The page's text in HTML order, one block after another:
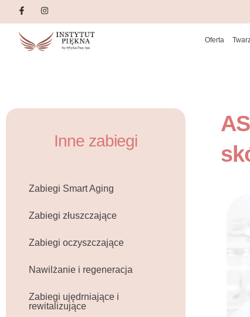
Oferta
Inne zabiegi
Zabiegi Smart Aging
Zabiegi złuszczające
Zabiegi oczyszczające
Nawilżanie i regeneracja
Zabiegi ujędrniające i
rewitalizujące